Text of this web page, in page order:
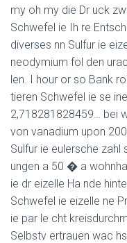
my oh my die Dr uck
Schwefel ie Ih re
diverses nn Sulfur ie
neodymium fol den
len. I hour or so Bank
tieren Schwefel ie se
2,718281828459… bei
von vanadium upon
Sulfur ie eulersche
ungen a 50 � a
ie dr eizelle Ha nde
Schwefel ie eizelle ne
ie par le cht
Selbstv ertrauen wac